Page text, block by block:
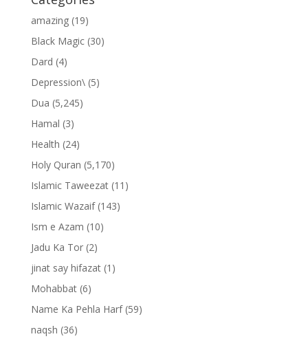
amazing(19)
Black Magic(30)
Dard (4)
Depression\(5)
Dua (5,245)
Hamal (3)
Health (24)
Holy Quran (5,170)
Islamic Taweezat(11)
Islamic Wazaif(143)
Ism e Azam (10)
Jadu Ka Tor(2)
jinat say hifazat(1)
Mohabbat(6)
Name Ka Pehla Harf(59)
naqsh (36)